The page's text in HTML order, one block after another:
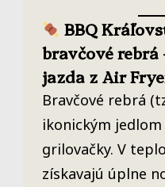
BBQ
bravčové
jazda z Air
Bravčové rebrá
ikonickým
grilovačky. V
získavajú úplne